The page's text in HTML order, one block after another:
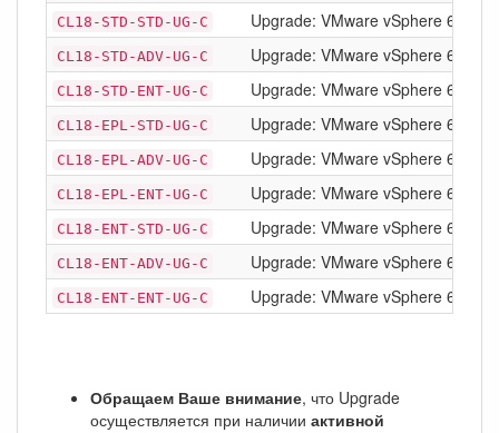
CL18-STD-STD-UG-C Upgrade: VMware vSphere 6
CL18-STD-ADV-UG-C Upgrade: VMware vSphere 6
CL18-STD-ENT-UG-C Upgrade: VMware vSphere 6
CL18-EPL-STD-UG-C Upgrade: VMware vSphere 6
CL18-EPL-ADV-UG-C Upgrade: VMware vSphere 6
CL18-EPL-ENT-UG-C Upgrade: VMware vSphere 6
CL18-ENT-STD-UG-C Upgrade: VMware vSphere 6
CL18-ENT-ADV-UG-C Upgrade: VMware vSphere 6
CL18-ENT-ENT-UG-C Upgrade: VMware vSphere 6
Обращаем Ваше внимание, что Upgrade
осуществляется при наличии активной